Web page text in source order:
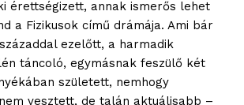
érettségizett, annak ismerős lehet
a Fizikusok című drámája. Ami bár
ezelőtt, a harmadik
táncoló, egymásnak feszülő két
született, nemhogy
vesztett, de talán aktuálisabb –